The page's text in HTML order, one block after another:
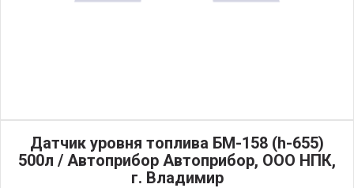
Датчик уровня топлива БМ-158 (h-655)
500л / Автоприбор Автоприбор, ООО НПК,
г. Владимир